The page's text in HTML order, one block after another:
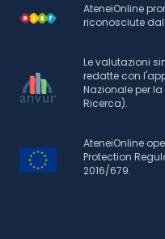
AteneiOnline
riconosciute
Le valutazioni
redatte con
Nazionale per
Ricerca).
AteneiOnline
Protection
2016/679.